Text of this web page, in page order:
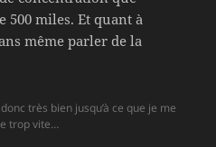
500 miles. Et quant à
même parler de la
très bien jusqu’à ce que je me
trop vite…